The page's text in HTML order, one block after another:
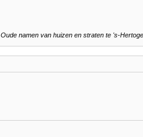
Oude namen van huizen en straten te 's-